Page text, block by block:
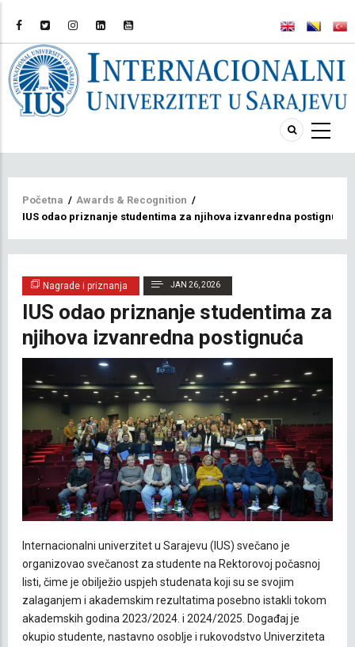
Breadcrumb
Početna / Awards & Recognition /
IUS odao priznanje studentima za njihova izvanredna postignuća
Nagrade i priznanja JAN 26, 2026
IUS odao priznanje studentima za
njihova izvanredna postignuća
Internacionalni univerzitet u Sarajevu (IUS) svečano je
organizovao svečanost za studente na Rektorovoj počasnoj
listi, čime je obilježio uspjeh studenata koji su se svojim
zalaganjem i akademskim rezultatima posebno istakli tokom
akademskih godina 2023/2024. i 2024/2025. Događaj je
okupio studente, nastavno osoblje i rukovodstvo Univerziteta